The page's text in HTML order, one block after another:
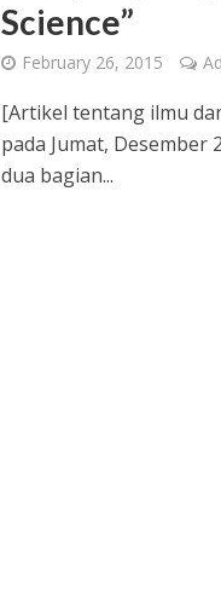
Science”
February 26, 2015
[Artikel tentang ilmu
pada Jumat, Desember
dua bagian...